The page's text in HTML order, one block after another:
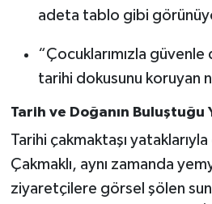
adeta tablo gibi
“Çocuklarımızla
tarihi dokusunu koruyan
Tarih ve Doğanın Buluştuğu
Tarihi çakmaktaşı
Çakmaklı, aynı zamanda
ziyaretçilere görsel şölen